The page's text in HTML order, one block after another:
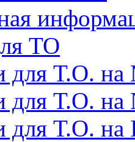
ТО
для Т.О. на
для Т.О. на
для Т.О.